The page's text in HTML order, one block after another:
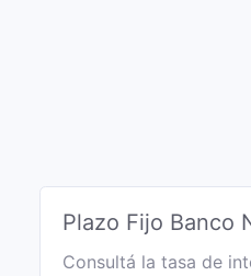
Plazo Fijo Banco
Consultá la tasa de